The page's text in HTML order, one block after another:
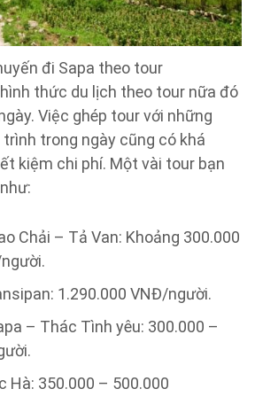
đi Sapa theo tour
thức du lịch theo tour nữa đó
Việc ghép tour với những
trong ngày cũng có khá
kiệm chi phí. Một vài tour bạn
Chải – Tả Van: Khoảng 300.000
1.290.000 VNĐ/người.
– Thác Tình yêu: 300.000 –
Hà: 350.000 – 500.000